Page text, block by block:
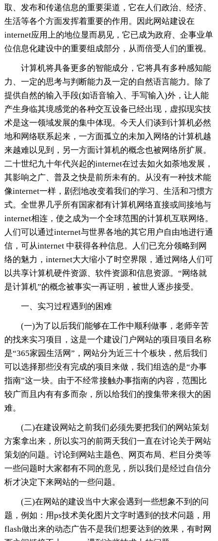
取、发布和传递信息的重要渠道，它在人们政治、经济、
生活等各个方面发挥着重要的作用。因此网站建设在
internet应用上的地位显而易见，它已成为政府、企事业单
位信息化建设中的重要组成部分，从而倍受人们的重视。
计算机将具备更多的智能成分，它将具有多种感知能
力、一定的思考与判断能力及一定的自然语言能力。除了
提供自然的输入手段(如语音输入、手写输入)外，让人能
产生身临其境感觉的各种交互设备已经出现，虚拟现实技
术是这一领域发展的集中体现。今天人们谈到计算机必然
地和网络联系起来，一方面孤立的未加入网络的计算机越
来越难以见到，另一方面计算机的概念也被网络所扩展。
二十世纪九十年代兴起的internet在过去如火如荼地发展，
其影响之广、普及之快是前所未有的。从没有一种技术能
像internet一样，剧烈地改变着我们的学习、生活和习惯方
式。全世界几乎所有国家都有计算机网络直接或间接地与
internet相连，使之成为一个全球范围的计算机互联网络。
人们可以通过internet与世界各地的其它用户自由地进行通
信，可从internet 中获得各种信息。人们已充分领略到网
络的魅力，internet大大缩小了时空界限，通过网络人们可
以共享计算机硬件资源、软件资源和信息资源。“网络就
是计算机”的概念被事实一再证明，被世人逐步接受。
一、实习过程遇到的困难
(一)为了以后我们能够在工作中顺利做事，老师辛苦
的找来实习项目，这是一个建设门户网站的项目项目名称
是“365家园生活网”，网站分为近三十个板块，然后我们
可以选择那些没有完成的项目来做，我们组选的是“办事
指南”这一块。由于不经常接触办事指南的内容，范围比
较广而且内有有多而杂，所以给我们的搜集带来很大的困
难。
(二)在建设网站之前我们必须先要把我们的网站策划
方案拿出来，所以实习的前两天我们一直在讨论关于网站
策划的问题。讨论到网站主题色、网页布局、栏目分类等
一些问题时大家都有不同的意见，所以我们是经过自信分
析才决定下来网站的一些问题。
(三)在网站的建设当中大家会遇到一些想象不到的问
题，例如：用ps技术美化图片文字时遇到的技术问题，用
flash做出来的动态广告不是我们想要达到的效果，有时网